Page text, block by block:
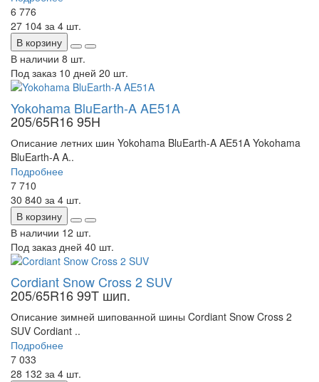
6 776
27 104 за 4 шт.
В корзину
В наличии 8 шт.
Под заказ 10 дней 20 шт.
Yokohama BluEarth-A AE51A
205/65R16 95H
Описание летних шин Yokohama BluEarth-A AE51A Yokohama
BluEarth-A A..
Подробнее
7 710
30 840 за 4 шт.
В корзину
В наличии 12 шт.
Под заказ дней 40 шт.
Cordiant Snow Cross 2 SUV
205/65R16 99T шип.
Описание зимней шипованной шины Cordiant Snow Cross 2
SUV Cordiant ..
Подробнее
7 033
28 132 за 4 шт.